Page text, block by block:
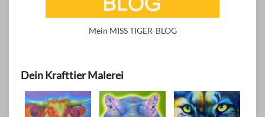
Mein MISS TIGER-BLOG
Dein Krafttier Malerei